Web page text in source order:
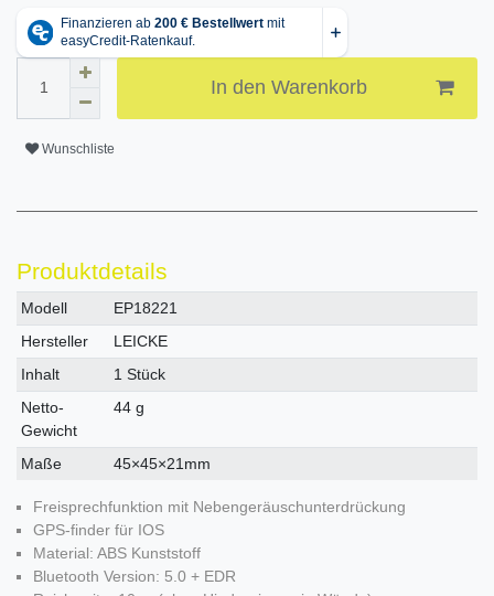
In den Warenkorb
Wunschliste
Produktdetails
Technisches
Merkmal
Wert
Modell
EP18221
Hersteller
LEICKE
Inhalt
1 Stück
Netto-
Gewicht
44 g
Maße 45×45×21mm
Freisprechfunktion mit Nebengeräuschunterdrückung
GPS-finder für IOS
Material: ABS Kunststoff
Bluetooth Version: 5.0 + EDR